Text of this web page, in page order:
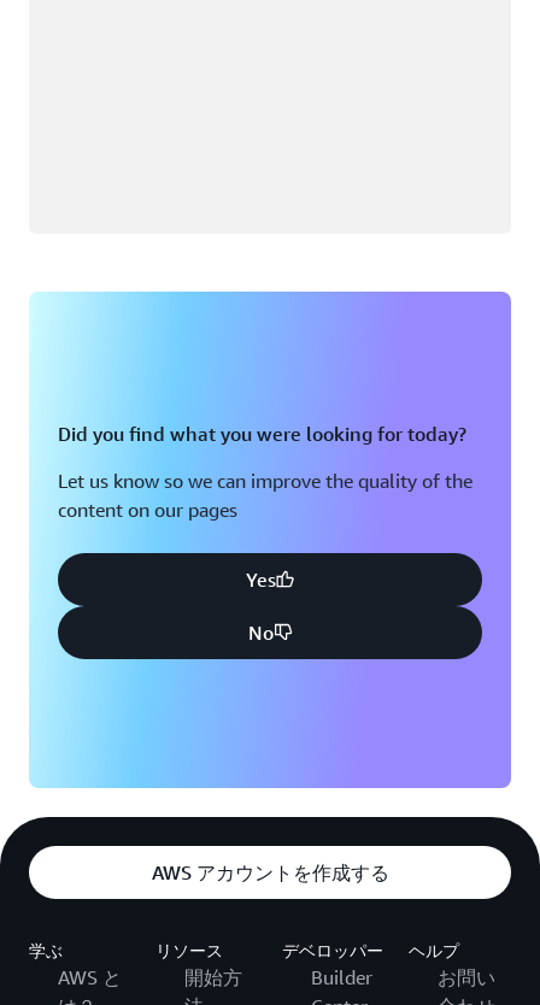
Did you find what you were looking for today?
Let us know so we can improve the quality of the
content on our pages
Yes
No
AWS アカウントを作成する
学ぶ
AWS と
リソース
開始方
デベロッパー
Builder
ヘルプ
お問い